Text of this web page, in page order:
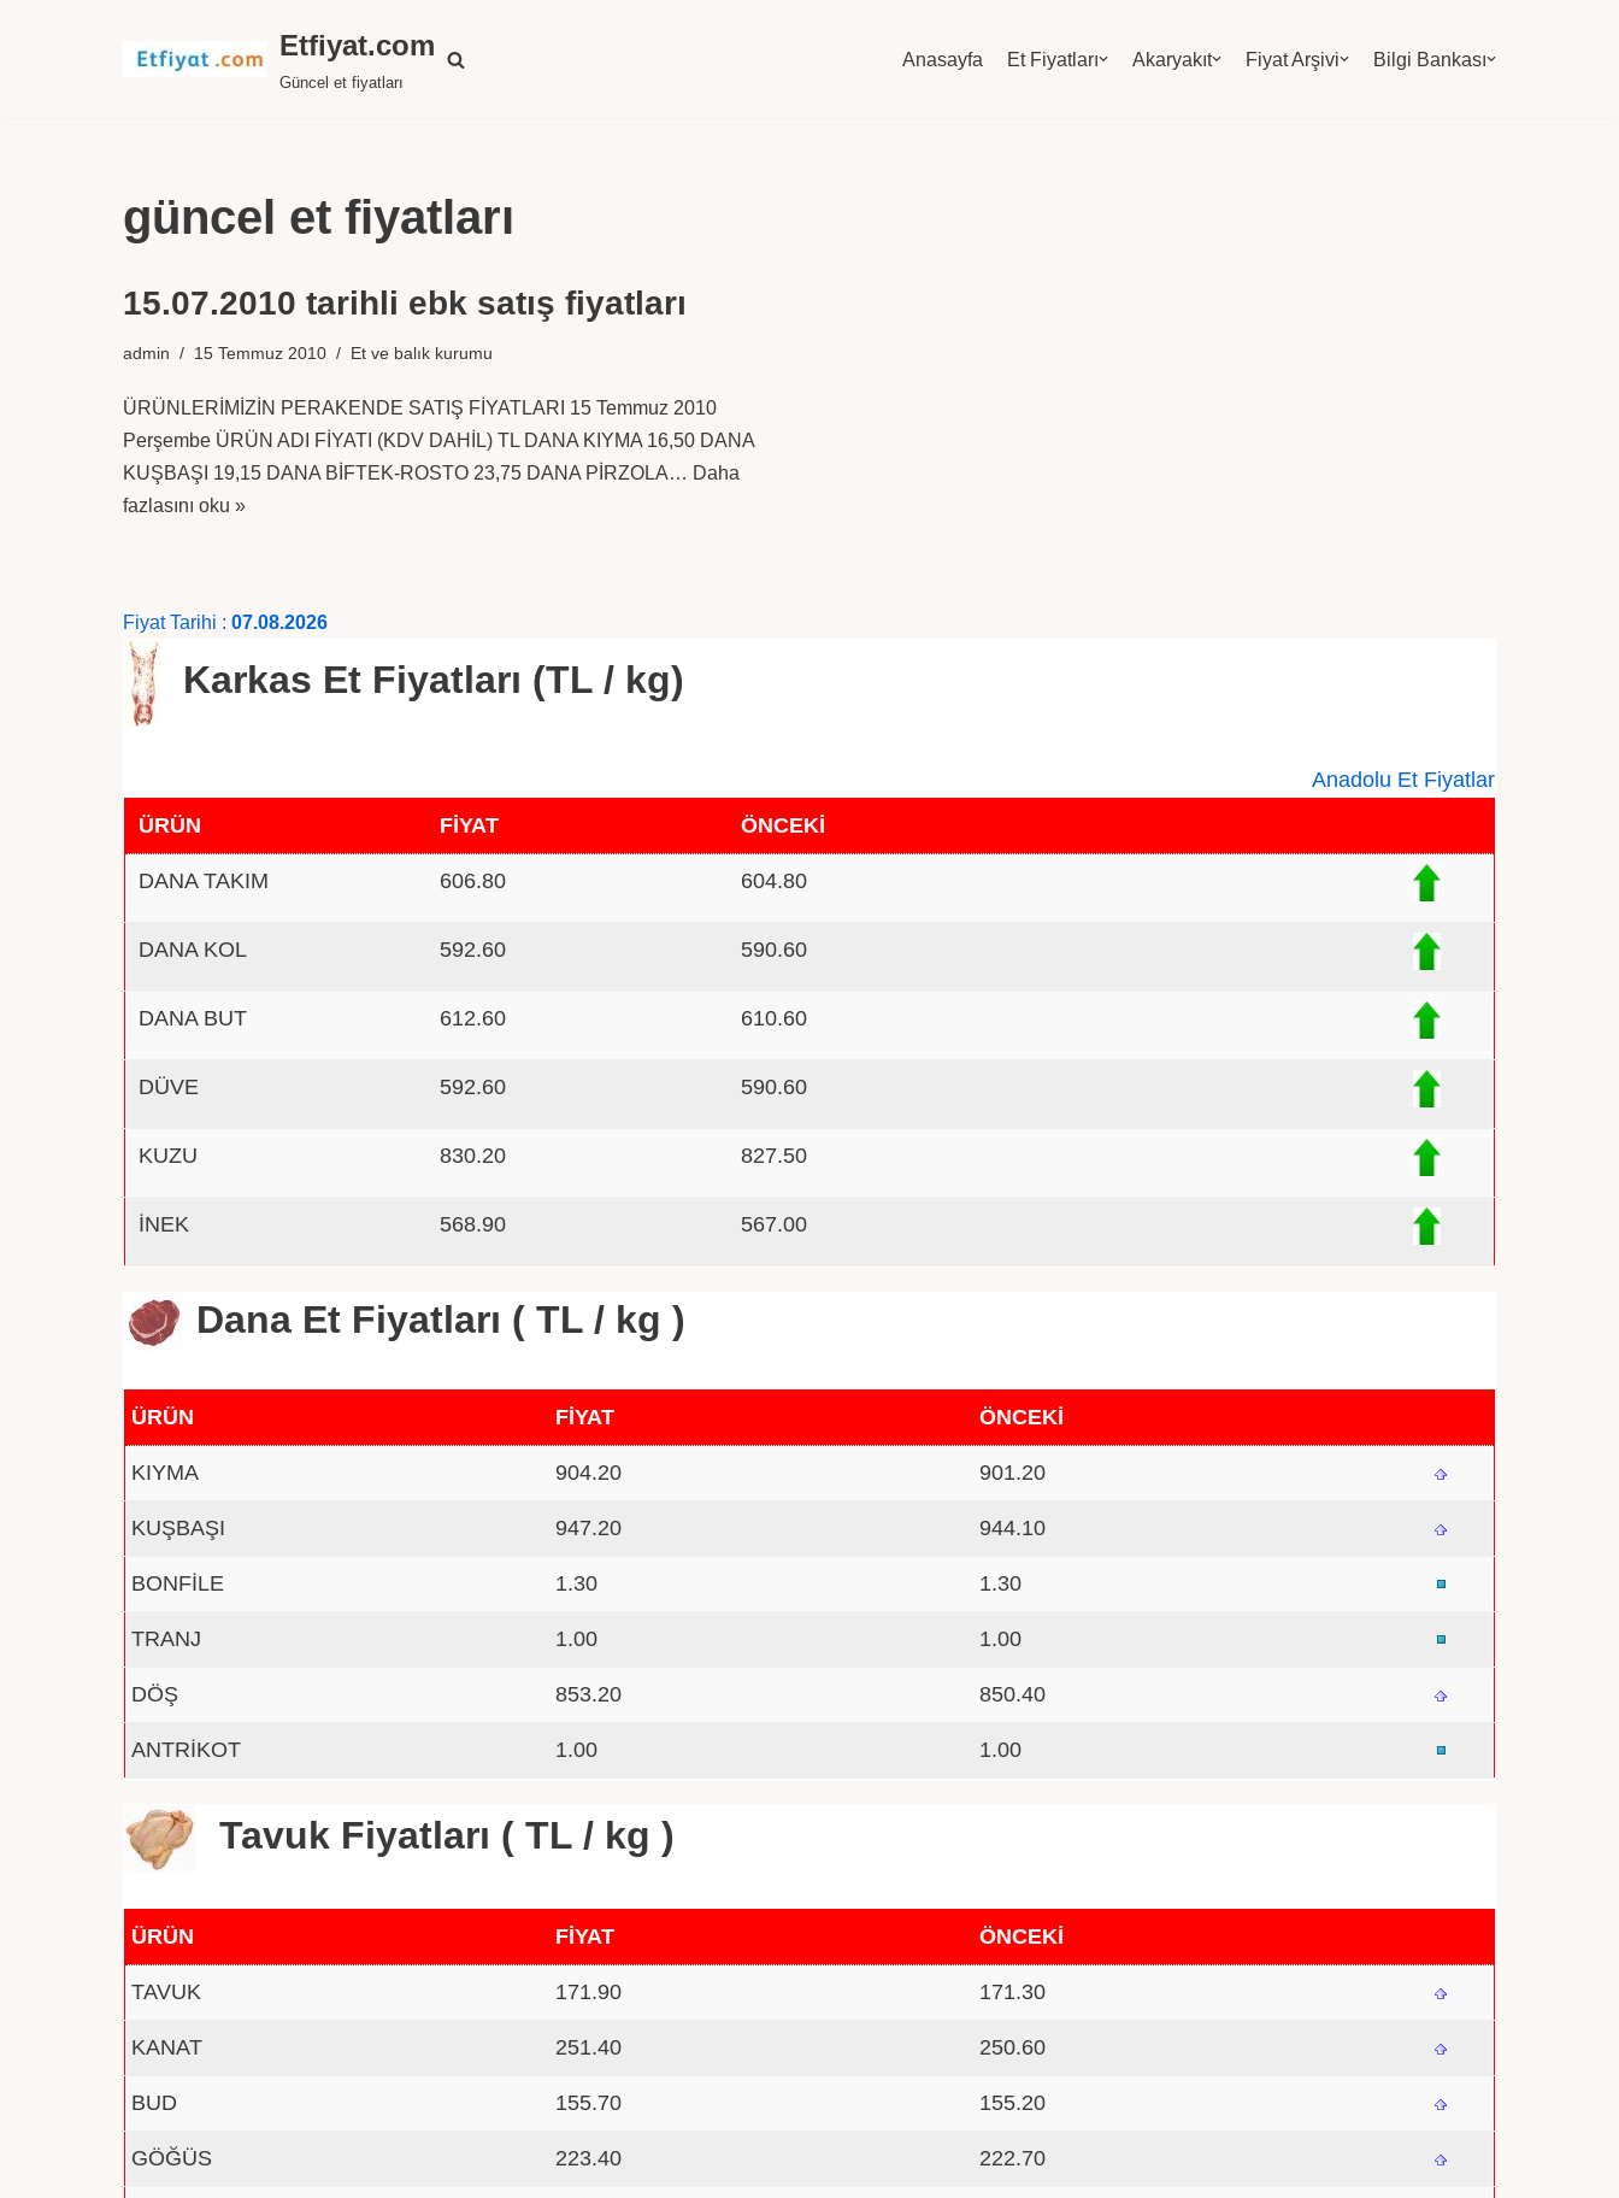
Etfiyat.com
Güncel et fiyatları
Anasayfa Et Fiyatları Akaryakıt Fiyat Arşivi Bilgi Bankası
güncel et fiyatları
15.07.2010 tarihli ebk satış fiyatları
admin 15 Temmuz 2010 Et ve balık kurumu
ÜRÜNLERİMİZİN PERAKENDE SATIŞ FİYATLARI 15 Temmuz 2010
Perşembe ÜRÜN ADI FİYATI (KDV DAHİL) TL DANA KIYMA 16,50 DANA
KUŞBAŞI 19,15 DANA BİFTEK-ROSTO 23,75 DANA PİRZOLA… Daha
fazlasını oku »
Fiyat Tarihi : 07.08.2026
Karkas Et Fiyatları (TL / kg)
Anadolu Et Fiyatlar
ÜRÜN
FİYAT ÖNCEKİ
DANA TAKIM 606.80 604.80
DANA KOL 592.60 590.60
DANA BUT 612.60 610.60
DÜVE 592.60 590.60
KUZU 830.20 827.50
İNEK 568.90 567.00
Dana Et Fiyatları ( TL / kg )
ÜRÜN FİYAT ÖNCEKİ
KIYMA 904.20 901.20
KUŞBAŞI 947.20 944.10
BONFİLE 1.30 1.30
TRANJ 1.00 1.00
DÖŞ 853.20 850.40
ANTRİKOT 1.00 1.00
Tavuk Fiyatları ( TL / kg )
ÜRÜN FİYAT ÖNCEKİ
TAVUK 171.90 171.30
KANAT 251.40 250.60
BUD 155.70 155.20
GÖĞÜS 223.40 222.70